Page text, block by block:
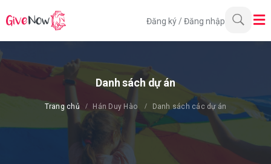
Đăng ký /Đăng nhập
Danh sách dự án
Trang chủ Hán Duy Hào Danh sách các dự án